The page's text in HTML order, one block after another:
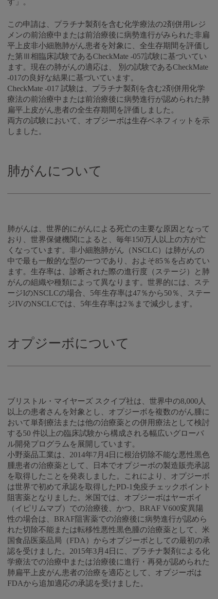
この申請は、プラチナ製剤を含む化学療法の2剤併用レジ
メンの前治療中または前治療後に病勢進行がみられた非扁
平上皮非小細胞肺がん患者を対象に、全生存期間を評価し
た第Ⅲ相臨床試験であるCheckMate -057試験に基づいてい
ます。現在の肺がんの適応は、 別の試験であるCheckMate
-017の良好な結果に基づいています。
CheckMate -017 試験は、プラチナ製剤を含む2剤併用化学
療法の前治療中または前治療後に病勢進行が認められた肺
扁平上皮がん患者の全生存期間を評価しました。
両方の試験において、オプジーボは生存ベネフィットを示
しました。
肺がんについて
肺がんは、世界的にがんによる死亡の主要な原因となって
おり、世界保健機関によると、毎年150万人以上の方が亡
くなっています。非小細胞肺がん（NSCLC）は肺がんの
中で最も一般的な型の一つであり、およそ85％を占めてい
ます。生存率は、診断された際の進行度（ステージ）と肺
がんの組織や種類によって異なります。世界的には、ステ
ージIのNSCLCの場合、5年生存率は47％から50％、ステー
ジIVのNSCLCでは、5年生存率は2％まで減少します。
オプジーボについて
ブリストル・マイヤーズ スクイブ社は、世界中の8,000人
以上の患者さんを対象とし、オプジーボを複数のがん腫に
おいて単剤療法または他の治療薬との併用療法として検討
する50 件以上の臨床試験から構成される幅広いグローバ
ル開発プログラムを展開しています。
小野薬品工業は、2014年7月4日に根治切除不能な悪性黒色
腫患者の治療薬として、日本でオプジーボの製造販売承認
を取得したことを発表しました。これにより、オプジーボ
は世界で初めて承認を取得したPD-1免疫チェックポイント
阻害薬となりました。米国では、オプジーボはヤーボイ
（イピリムマブ）での治療後、かつ、BRAF V600変異陽
性の場合は、BRAF阻害薬での治療後に病勢進行が認めら
れた切除不能または転移性悪性黒色腫の治療薬として、米
国食品医薬品局（FDA）からオプジーボとしての最初の承
認を受けました。2015年3月4日に、プラチナ製剤による化
学療法での治療中または治療後に進行・再発が認められた
肺扁平上皮がん患者の治療を適応として、オプジーボは
FDAから追加適応の承認を受けました。